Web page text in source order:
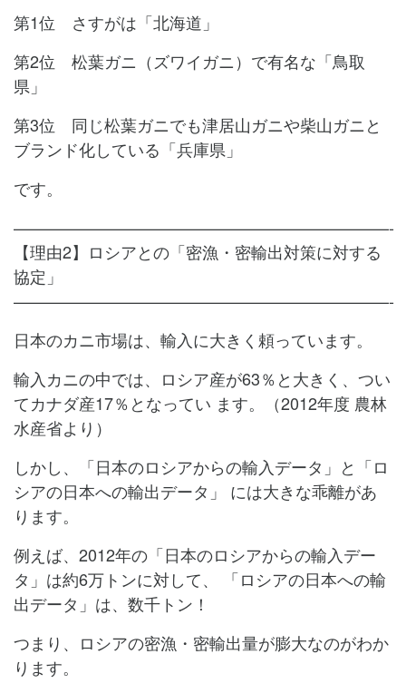
第1位 さすがは「北海道」
第2位 松葉ガニ（ズワイガニ）で有名な「鳥取
県」
第3位 同じ松葉ガニでも津居山ガニや柴山ガニと
ブランド化している「兵庫県」
です。
———————————————————————-
【理由2】ロシアとの「密漁・密輸出対策に対する
協定」
———————————————————————-
日本のカニ市場は、輸入に大きく頼っています。
輸入カニの中では、ロシア産が63％と大きく、つい
てカナダ産17％となってい ます。（2012年度 農林
水産省より）
しかし、「日本のロシアからの輸入データ」と「ロ
シアの日本への輸出データ」
には大きな乖離があ
ります。
例えば、2012年の「日本のロシアからの輸入デー
タ」は約6万トンに対して、
「ロシアの日本への輸
出データ」は、数千トン！
つまり、ロシアの密漁・密輸出量が膨大なのがわか
ります。